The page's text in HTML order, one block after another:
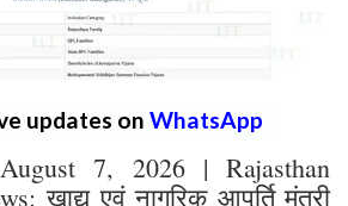
updates on WhatsApp
7, 2026 | Rajasthan
खाद्य एवं नागरिक आपूर्ति मंत्री